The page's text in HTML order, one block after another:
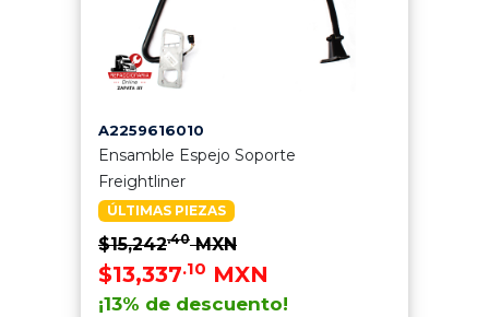
A2259616010
Ensamble Espejo Soporte
Freightliner
ÚLTIMAS PIEZAS
$15,242.40MXN
$13,337.10 MXN
¡13% de descuento!